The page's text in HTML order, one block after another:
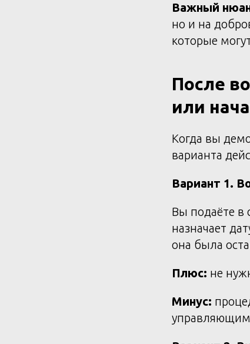
Важный
но и на
которые
После
или
Когда вы
варианта
Вариант 1.
Вы подаёте в
назначает
она была
Плюс: не
Минус: